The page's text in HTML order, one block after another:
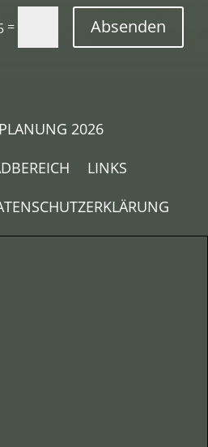
= Absenden
2026
LINKS